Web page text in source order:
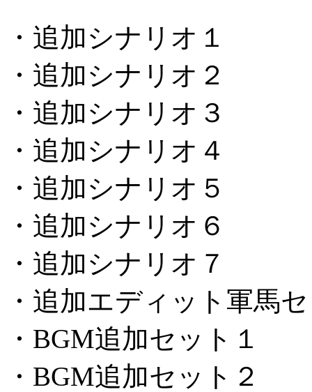
・追加シナリオ１
・追加シナリオ２
・追加シナリオ３
・追加シナリオ４
・追加シナリオ５
・追加シナリオ６
・追加シナリオ７
・追加エディット軍馬
・BGM追加セット１
・BGM追加セット２